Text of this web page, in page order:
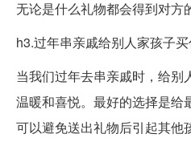
无论是什么礼物都会得到对方
h3.过年串亲戚给别人家孩子
当我们过年去串亲戚时，给别
温暖和喜悦。最好的选择是给
可以避免送出礼物后引起其他